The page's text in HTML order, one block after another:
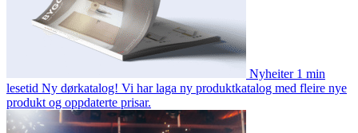
Nyheiter 1 min
lesetid Ny dørkatalog! Vi har laga ny produktkatalog med fleire nye
produkt og oppdaterte prisar.